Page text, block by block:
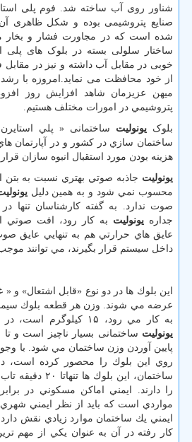
شناور روی آب ساخته شد. فوم پلی
صنایع پتروشیمی بوده و شکل ظاهری
شده است که در مجاورت فشار و بخار
ساختار سلولی بسته در بلوک های پلی
خوبی در مقابل آب داشته و نیز در مقابل
از خود محافظت می نماید.امروزه با
ميهن عزيزمان شاهد افزايش روز
پتروشيمي در امورات مختلف هستيم.
بلوک یونولیت ساختمانی « پلي
ساختمان سازي در کشور و در آپارتمان
هزينه بودن مورد استقبال انبوه سازان
يونوليت جاذبه صوتي بهتري نسبت به
محسوب نمي شود و به همين دليل
صوت ندارد. به گفته كارشناسان تنها
جداره يونوليت به كار رود، افت صوتي
عايق هاي حرارتي هم به تنهايي عايق
داخل سيستم قرار بگيرند، مي توانند
اين بلوك ها در دو نوع «قابل اشتعال» و «
عرضه مي شوند. وزن هر قطعه بلوك
به كار مي رود، ۱۵ كيلوگرم است، در حالي كه وزن بلوك هاي
یونولیت ساختمانی بسيار ناچيز است و تا
پايين آوردن وزن ساختمان مي شود. با
روي اين بلوك را محصور كرده
ساختمان، اين
را دارند. ايمني اماكن مسكوني در
مواردي است كه بايد از نظر ايمني شهري
ايمني يك ساختمان موارد زيادي نقش
كار رفته در آن به عنوان يكي از مهم